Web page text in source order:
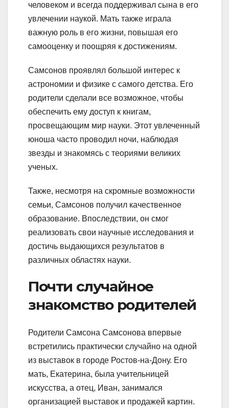
человеком и всегда поддерживал сына в его
увлечении наукой. Мать также играла
важную роль в его жизни, повышая его
самооценку и поощряя к достижениям.
Самсонов проявлял большой интерес к
астрономии и физике с самого детства. Его
родители сделали все возможное, чтобы
обеспечить ему доступ к книгам,
просвещающим мир науки. Этот увлеченный
юноша часто проводил ночи, наблюдая
звезды и знакомясь с теориями великих
ученых.
Также, несмотря на скромные возможности
семьи, Самсонов получил качественное
образование. Впоследствии, он смог
реализовать свои научные исследования и
достичь выдающихся результатов в
различных областях науки.
Почти случайное
знакомство родителей
Родители Самсона Самсонова впервые
встретились практически случайно на одной
из выставок в городе Ростов-на-Дону. Его
мать, Екатерина, была учительницей
искусства, а отец, Иван, занимался
организацией выставок и продажей картин.